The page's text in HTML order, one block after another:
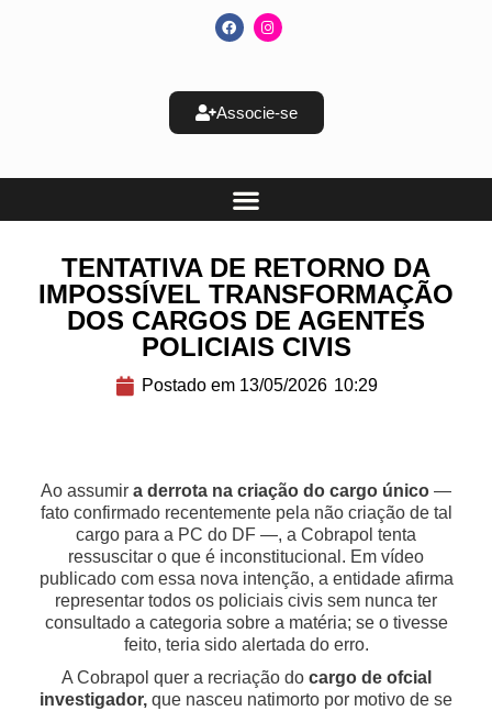
Associe-se
TENTATIVA DE RETORNO DA
IMPOSSÍVEL TRANSFORMAÇÃO
DOS CARGOS DE AGENTES
POLICIAIS CIVIS
Postado em 13/05/2026 10:29
Ao assumir a derrota na criação do cargo único —
fato confirmado recentemente pela não criação de tal
cargo para a PC do DF —, a Cobrapol tenta
ressuscitar o que é inconstitucional. Em vídeo
publicado com essa nova intenção, a entidade afirma
representar todos os policiais civis sem nunca ter
consultado a categoria sobre a matéria; se o tivesse
feito, teria sido alertada do erro.
A Cobrapol quer a recriação do cargo de ofcial
investigador, que nasceu natimorto por motivo de se